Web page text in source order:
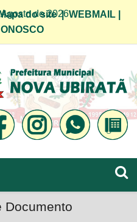
Agosto de 2026
do site|WEBMAIL
Documento